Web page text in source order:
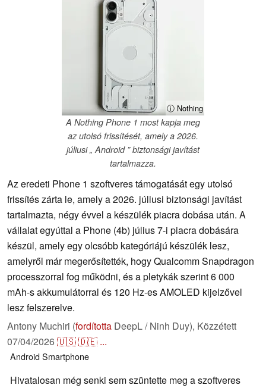
ⓘ Nothing
A Nothing Phone 1 most kapja meg
az utolsó frissítését, amely a 2026.
júliusi „ Android ” biztonsági javítást
tartalmazza.
Az eredeti Phone 1 szoftveres támogatását egy utolsó
frissítés zárta le, amely a 2026. júliusi biztonsági javítást
tartalmazta, négy évvel a készülék piacra dobása után. A
vállalat egyúttal a Phone (4b) július 7-i piacra dobására
készül, amely egy olcsóbb kategóriájú készülék lesz,
amelyről már megerősítették, hogy Qualcomm Snapdragon
processzorral fog működni, és a pletykák szerint 6 000
mAh-s akkumulátorral és 120 Hz-es AMOLED kijelzővel
lesz felszerelve.
Antony Muchiri (fordította DeepL / Ninh Duy), Közzétett
07/04/2026🇺🇸🇩🇪 ...
AndroidSmartphone
Hivatalosan még senki sem szüntette meg a szoftveres